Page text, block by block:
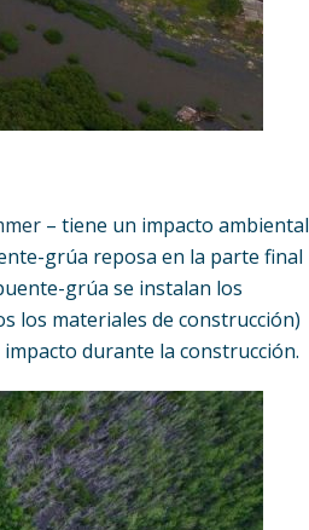
– tiene un impacto ambiental
grúa reposa en la parte final
grúa se instalan los
los materiales de construcción)
durante la construcción.